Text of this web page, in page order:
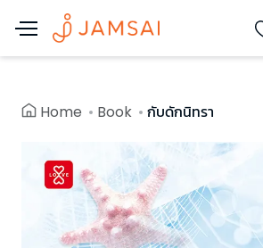
Home Book กับดักนิทรา